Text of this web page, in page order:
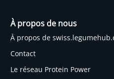
À propos de nous
À propos de
Contact
Le réseau Protein Power